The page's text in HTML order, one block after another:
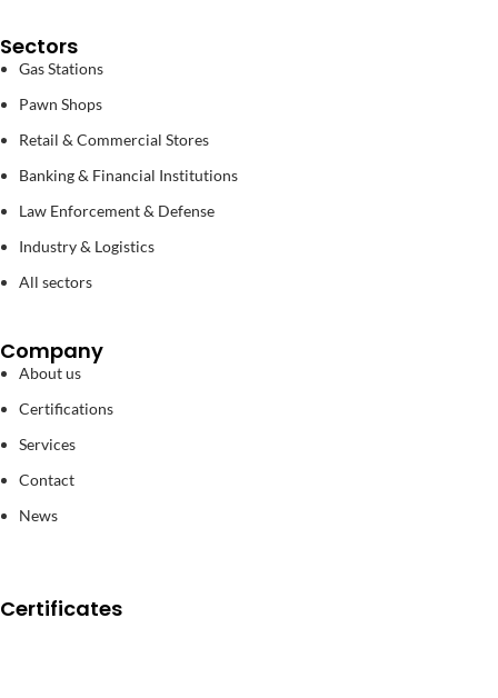
Sectors
Gas Stations
Pawn Shops
Retail & Commercial Stores
Banking & Financial Institutions
Law Enforcement & Defense
Industry & Logistics
All sectors
Company
About us
Certifications
Services
Contact
News
Certificates